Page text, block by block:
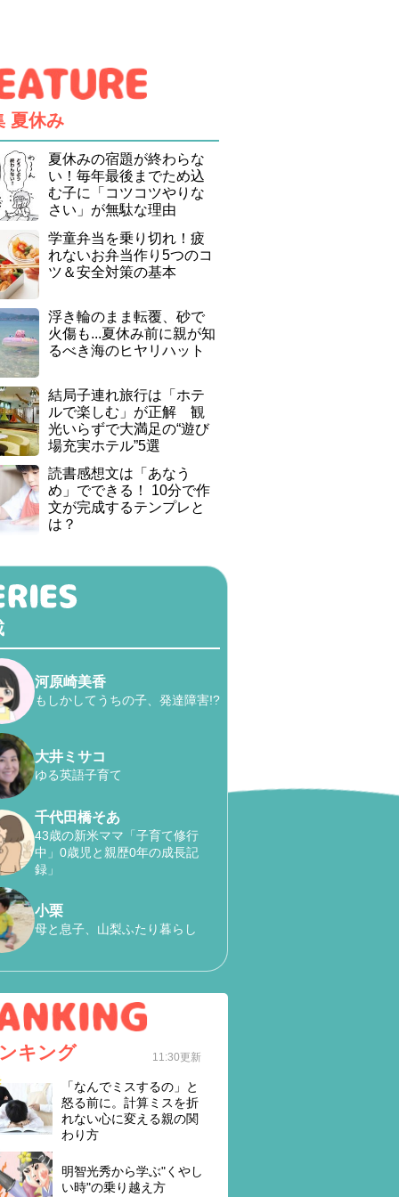
夏休み
夏休みの宿題が終わらな
い！毎年最後までため込
む子に「コツコツやりな
さい」が無駄な理由
学童弁当を乗り切れ！疲
れないお弁当作り5つのコ
ツ＆安全対策の基本
浮き輪のまま転覆、砂で
火傷も...夏休み前に親が知
るべき海のヒヤリハット
結局子連れ旅行は「ホテ
ルで楽しむ」が正解 観
光いらずで大満足の“遊び
場充実ホテル”5選
読書感想文は「あなう
め」でできる！ 10分で作
文が完成するテンプレと
は？
河原崎美香
もしかしてうちの子、発達障害!?
大井ミサコ
ゆる英語子育て
千代田橋そあ
43歳の新米ママ「子育て修行
中」0歳児と親歴0年の成長記
録」
小栗
母と息子、山梨ふたり暮らし
キング 11:30更新
「なんでミスするの」と
怒る前に。計算ミスを折
れない心に変える親の関
わり方
明智光秀から学ぶ"くやし
い時"の乗り越え方